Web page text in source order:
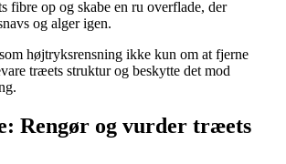
fibre op og skabe en ru overflade, der
og alger igen.
højtryksrensning ikke kun om at fjerne
træets struktur og beskytte det mod
Rengør og vurder træets